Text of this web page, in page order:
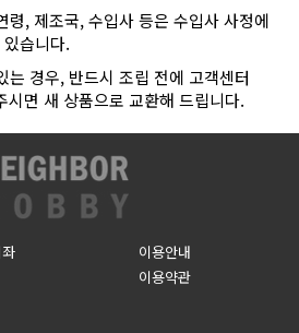
령, 제조국, 수입사 등은 수입사 사정에
습니다.
는 경우, 반드시 조립 전에 고객센터
면 새 상품으로 교환해 드립니다.
이용안내
이용약관